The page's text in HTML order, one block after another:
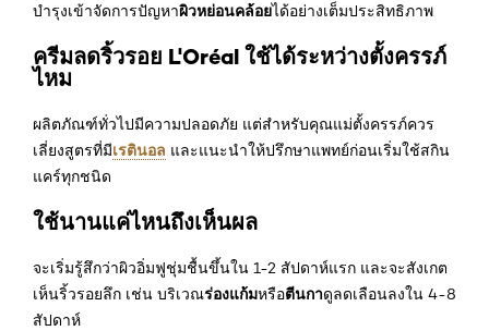
บำรุงเข้าจัดการปัญหาผิวหย่อนคล้อยได้อย่างเต็มประสิทธิภาพ
ครีมลดริ้วรอย L'Oréal ใช้ได้ระหว่างตั้งครรภ์
ไหม
ผลิตภัณฑ์ทั่วไปมีความปลอดภัย แต่สำหรับคุณแม่ตั้งครรภ์ควร
เลี่ยงสูตรที่มีเรตินอล และแนะนำให้ปรึกษาแพทย์ก่อนเริ่มใช้สกิน
แคร์ทุกชนิด
ใช้นานแค่ไหนถึงเห็นผล
จะเริ่มรู้สึกว่าผิวอิ่มฟูชุ่มชื้นขึ้นใน 1-2 สัปดาห์แรก และจะสังเกต
เห็นริ้วรอยลึก เช่น บริเวณร่องแก้มหรือตีนกาดูลดเลือนลงใน 4-8
สัปดาห์